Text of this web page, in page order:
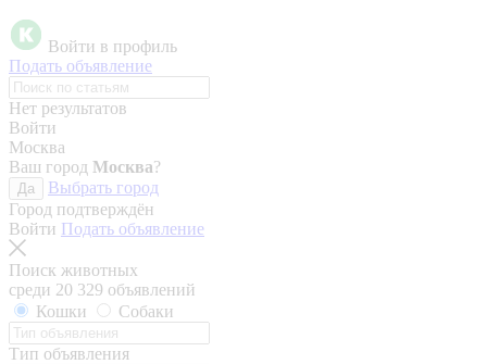
Войти в профиль
Подать объявление
Нет результатов
Войти
Москва
Ваш город Москва?
Да
Выбрать город
Город подтверждён
Войти Подать объявление
Поиск животных
среди 20 329 объявлений
Кошки
Собаки
Тип объявления